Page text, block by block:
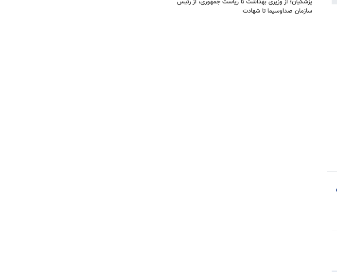
پزشکیان؛ از وزیری بهداشت تا ریاست جمهوری، از رئیس
سازمان صداوسیما تا شهادت